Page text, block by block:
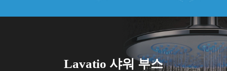
Lavatio 샤워 부스